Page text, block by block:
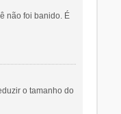
não foi banido. É
o tamanho do